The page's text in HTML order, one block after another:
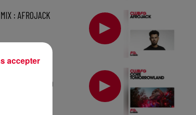
MIX : AFROJACK
TOMORROWLAND
accepter